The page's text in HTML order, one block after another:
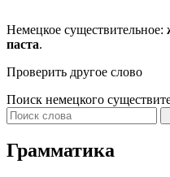
Немецкое существительное:
паста.
Проверить другое слово
Поиск немецкого
Грамматика